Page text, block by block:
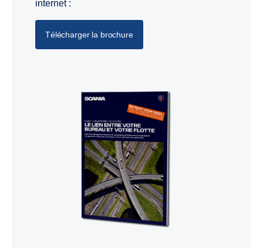
internet :
Télécharger la brochure